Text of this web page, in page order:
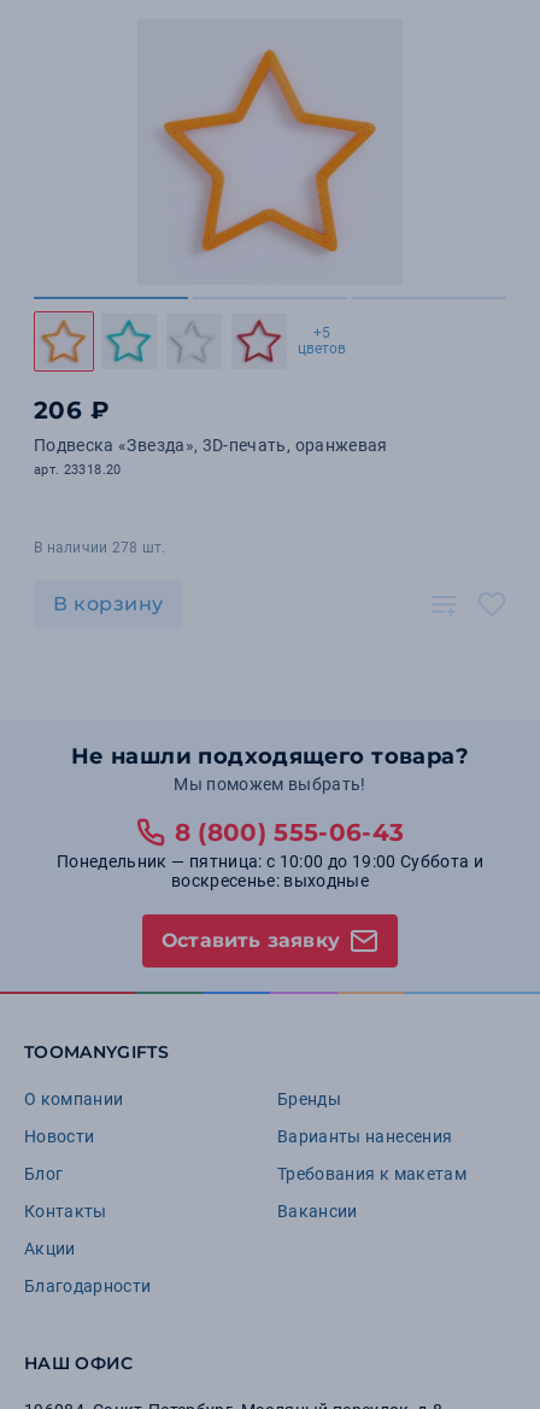
+5
цветов
206 ₽
Подвеска «Звезда», 3D-печать, оранжевая
арт. 23318.20
В наличии 278 шт.
В корзину
Не нашли подходящего товара?
Мы поможем выбрать!
8 (800) 555-06-43
Понедельник — пятница: с 10:00 до 19:00 Суббота и
воскресенье: выходные
Оставить заявку
TOOMANYGIFTS
О компании
Новости
Блог
Контакты
Акции
Благодарности
Бренды
Варианты нанесения
Требования к макетам
Вакансии
НАШ ОФИС